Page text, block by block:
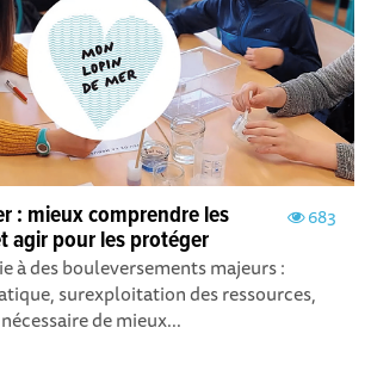
683
: mieux comprendre les
agir pour les protéger
à des bouleversements majeurs :
surexploitation des ressources,
de mieux...